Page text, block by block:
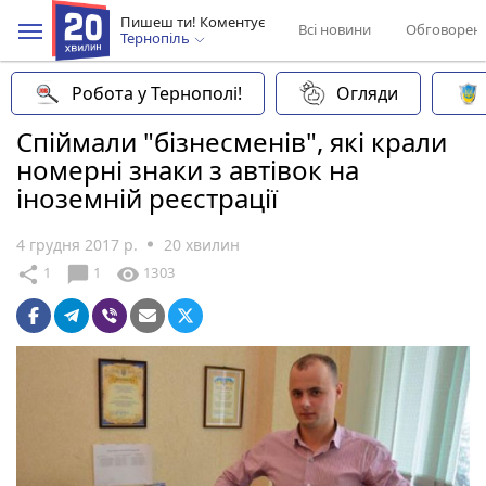
Пишеш ти! Коментує
Тернопіль
Всі новини
Робота у Тернополі! Огляди
Спіймали "бізнесменів", які крали
номерні знаки з автівок на
іноземній реєстрації
4 грудня 2017 р. 20 хвилин
share 1 chat_bubble 1 visibility 1303